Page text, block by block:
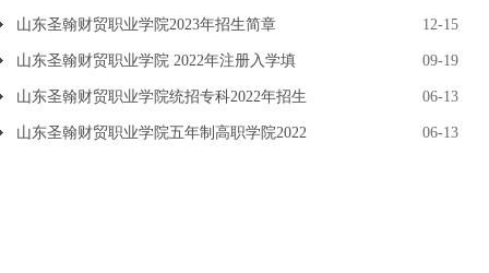
山东圣翰财贸职业学院2023年招生简章 12-15
山东圣翰财贸职业学院 2022年注册入学填 09-19
山东圣翰财贸职业学院统招专科2022年招生 06-13
山东圣翰财贸职业学院五年制高职学院2022 06-13